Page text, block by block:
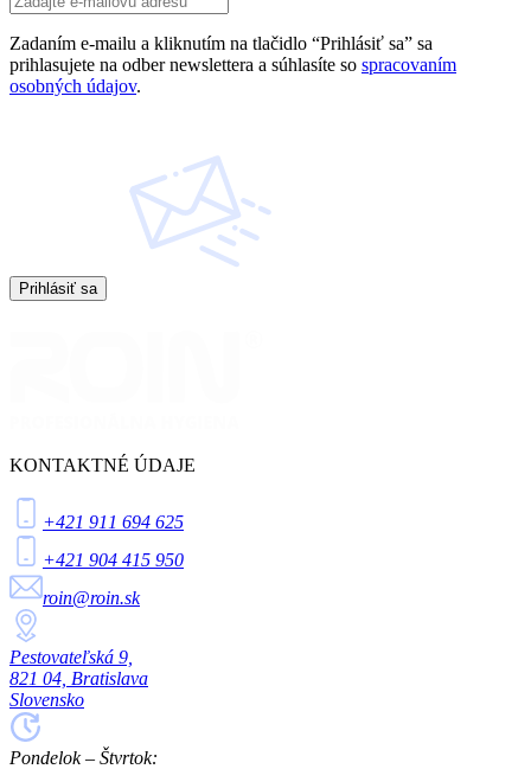
Zadaním e-mailu a kliknutím na tlačidlo “Prihlásiť sa” sa
prihlasujete na odber newslettera a súhlasíte so spracovaním
osobných údajov.
Prihlásiť sa
KONTAKTNÉ ÚDAJE
+421 911 694 625
+421 904 415 950
roin@roin.sk
Pestovateľská 9,
821 04, Bratislava
Slovensko
Pondelok – Štvrtok: